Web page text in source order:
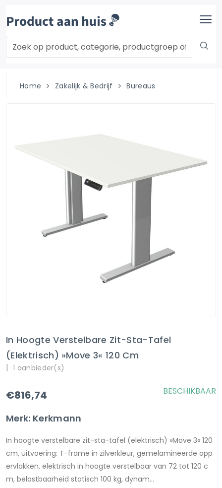
Home Zakelijk & Bedrijf Bureaus
In Hoogte Verstelbare Zit-Sta-Tafel
(elektrisch) »Move 3« 120 Cm
| 1 aanbieder(s)
€816,74
Merk: Kerkmann
BESCHIKBAAR
In hoogte verstelbare zit-sta-tafel (elektrisch) »Move 3« 120
cm, uitvoering: T-frame in zilverkleur, gemelamineerde opp
ervlakken, elektrisch in hoogte verstelbaar van 72 tot 120 c
m, belastbaarheid statisch 100 kg, dynam...